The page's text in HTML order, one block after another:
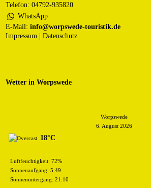
Telefon: 04792-935820
WhatsApp
E-Mail:info@worpswede-touristik.de
Impressum |Datenschutz
Wetter in Worpswede
Worpswede
6. August 2026
18°C
Luftfeuchtigkeit: 72%
Sonnenaufgang: 5:49
Sonnenuntergang: 21:10